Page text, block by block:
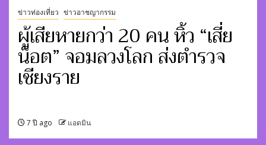
ข่าวท่องเที่ยว ข่าวอาชญากรรม
ผู้เสียหายกว่า 20 คน หิ้ว “เสี่ย
น็อต” จอมลวงโลก ส่งตำรวจ
เชียงราย
7 ปี ago แอดมิน